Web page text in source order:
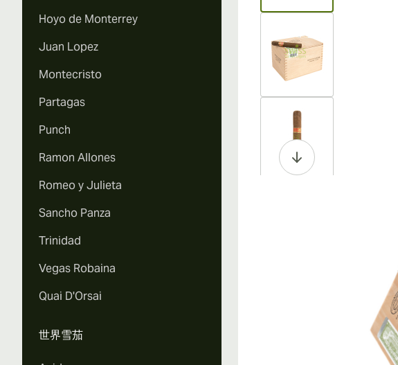
Hoyo de Monterrey
Juan Lopez
Montecristo
Partagas
Punch
Ramon Allones
Romeo y Julieta
Sancho Panza
Trinidad
Vegas Robaina
Quai D'Orsai
世界雪茄